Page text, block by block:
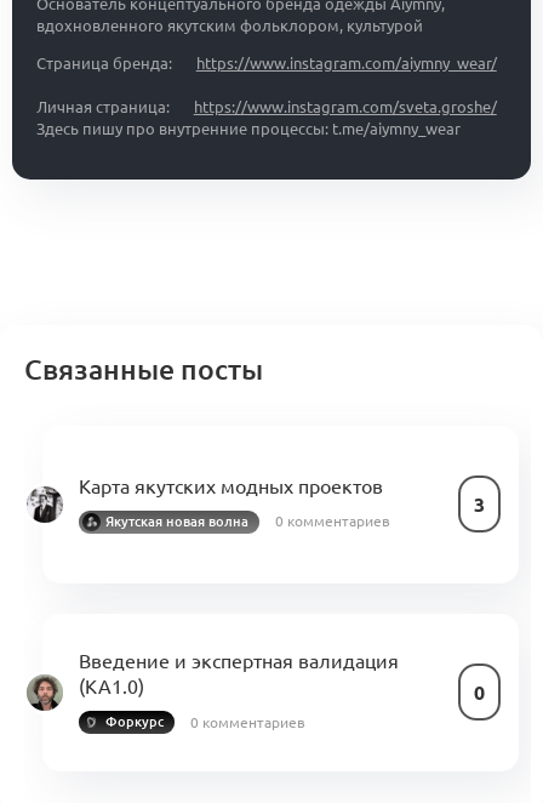
Основатель концептуального бренда одежды Aiymny,
вдохновленного якутским фольклором, культурой
Страница бренда: https://www.instagram.com/aiymny_wear/
Личная страница:
https://www.instagram.com/sveta.groshe/
Здесь пишу про внутренние процессы: t.me/aiymny_wear
Связанные посты
Карта якутских модных проектов
3
Якутская новая волна 0 комментариев
Введение и экспертная валидация
(KA1.0)
0
Форкурс 0 комментариев